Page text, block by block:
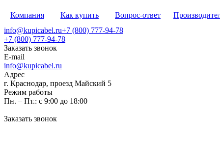
Компания Как купить Вопрос-ответ
info@kupicabel.ru+7 (800) 777-94-78
+7 (800) 777-94-78
Заказать звонок
E-mail
info@kupicabel.ru
Адрес
г. Краснодар, проезд Майский 5
Режим работы
Пн. – Пт.: с 9:00 до 18:00
Заказать звонок